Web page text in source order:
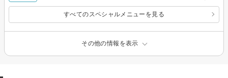
すべてのスペシャルメニューを見る
その他の情報を表示